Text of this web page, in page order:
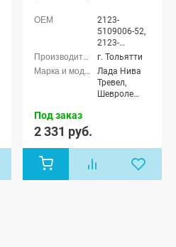
2123-
5109006-52,
2123-
5109040-52
г. Тольятти
Лада Нива
Тревел,
Шевроле
Под заказ
2 331 руб.